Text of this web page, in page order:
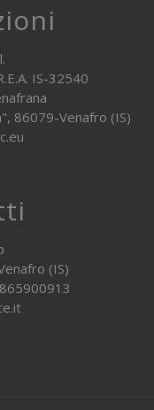
IS-32540
86079-Venafro (IS)
(IS)